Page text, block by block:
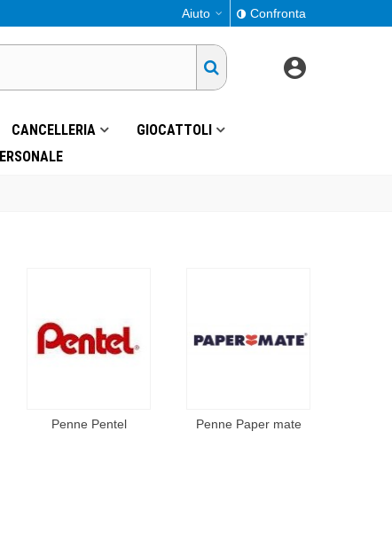
Aiuto Confronta
CANCELLERIA
GIOCATTOLI
Penne Pentel Penne Paper mate